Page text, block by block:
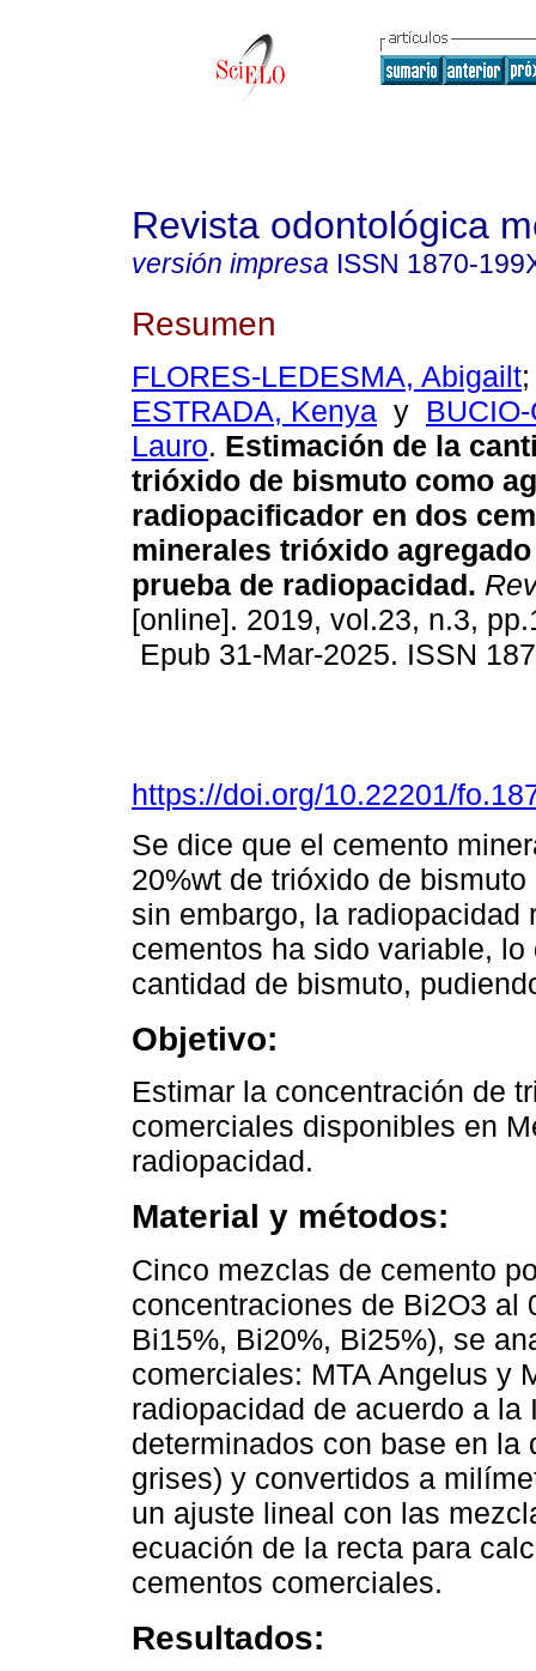
Revista odontológica
versión impresa ISSN 1870-
Resumen
FLORES-LEDESMA, Abigailt
ESTRADA, Kenya y
Lauro. Estimación de la
trióxido de bismuto como
radiopacificador en dos
minerales trióxido
prueba de radiopacidad.
[online]. 2019, vol.23, n.3,
Epub 31-Mar-2025. ISSN
https://doi.org/10.22201/
Se dice que el cemento
20%wt de trióxido de
sin embargo, la radiopacidad
cementos ha sido variable,
cantidad de bismuto,
Objetivo:
Estimar la concentración de
comerciales disponibles en
radiopacidad.
Material y métodos:
Cinco mezclas de cemento
concentraciones de Bi2O3 al
Bi15%, Bi20%, Bi25%), se
comerciales: MTA Angelus y
radiopacidad de acuerdo a
determinados con base en la
grises) y convertidos a
un ajuste lineal con las
ecuación de la recta para
cementos comerciales.
Resultados: